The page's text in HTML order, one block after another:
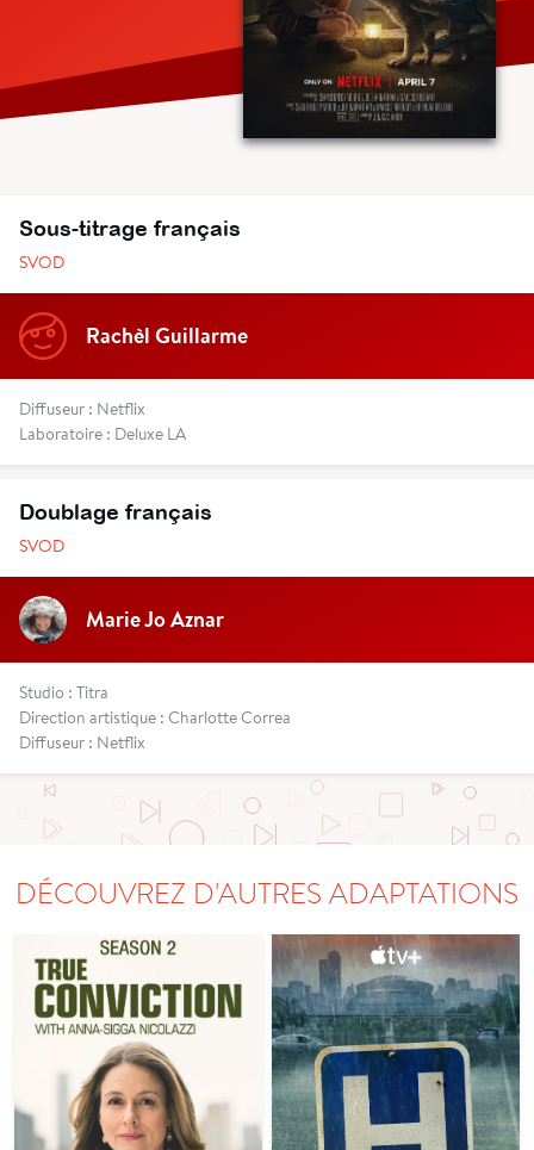
Sous-titrage français
SVOD
Rachèl Guillarme
Diffuseur : Netflix
Laboratoire : Deluxe LA
Doublage français
SVOD
Marie Jo Aznar
Studio : Titra
Direction artistique : Charlotte Correa
Diffuseur : Netflix
DÉCOUVREZ D'AUTRES ADAPTATIONS